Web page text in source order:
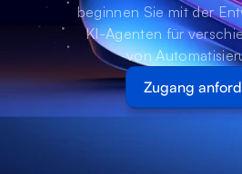
beginnen Sie mit der
KI-Agenten für
von
Zugang